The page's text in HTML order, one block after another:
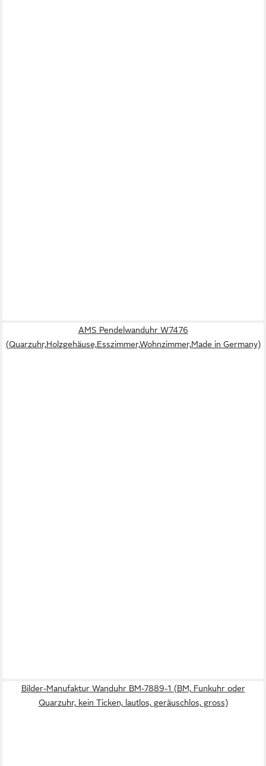
AMS Pendelwanduhr W7476
(Quarzuhr,Holzgehäuse,Esszimmer,Wohnzimmer,Made in Germany)
Bilder-Manufaktur Wanduhr BM-7889-1 (BM, Funkuhr oder
Quarzuhr, kein Ticken, lautlos, geräuschlos, gross)